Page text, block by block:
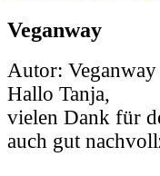
Veganway
Autor:
Hallo Tanja,
vielen Dank für
auch gut